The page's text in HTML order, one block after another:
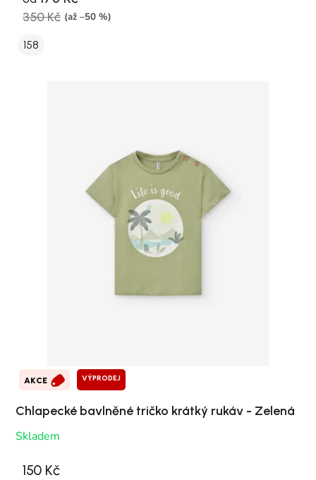
350 Kč (až –50 %)
158
AKCE VÝPRODEJ
Chlapecké bavlněné tričko krátký rukáv - Zelená
Skladem
150 Kč